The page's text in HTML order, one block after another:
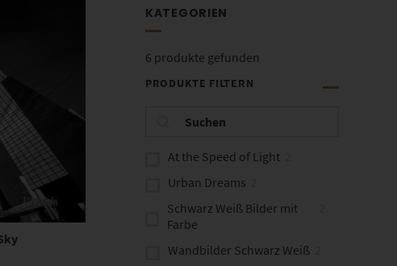
KATEGORIEN
6 produkte gefunden
PRODUKTE FILTERN
At the Speed of Light
Urban Dreams
Schwarz Weiß Bilder mit
Farbe
Wandbilder Schwarz Weiß